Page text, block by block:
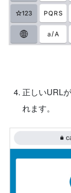
正しいURL
れます。